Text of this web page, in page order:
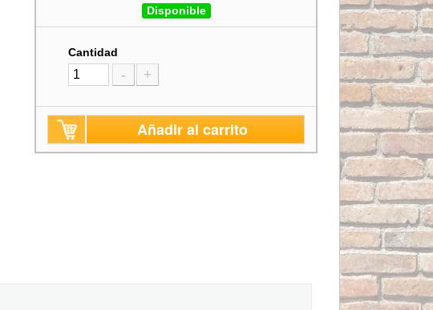
Disponible
Cantidad
- +
Añadir al carrito